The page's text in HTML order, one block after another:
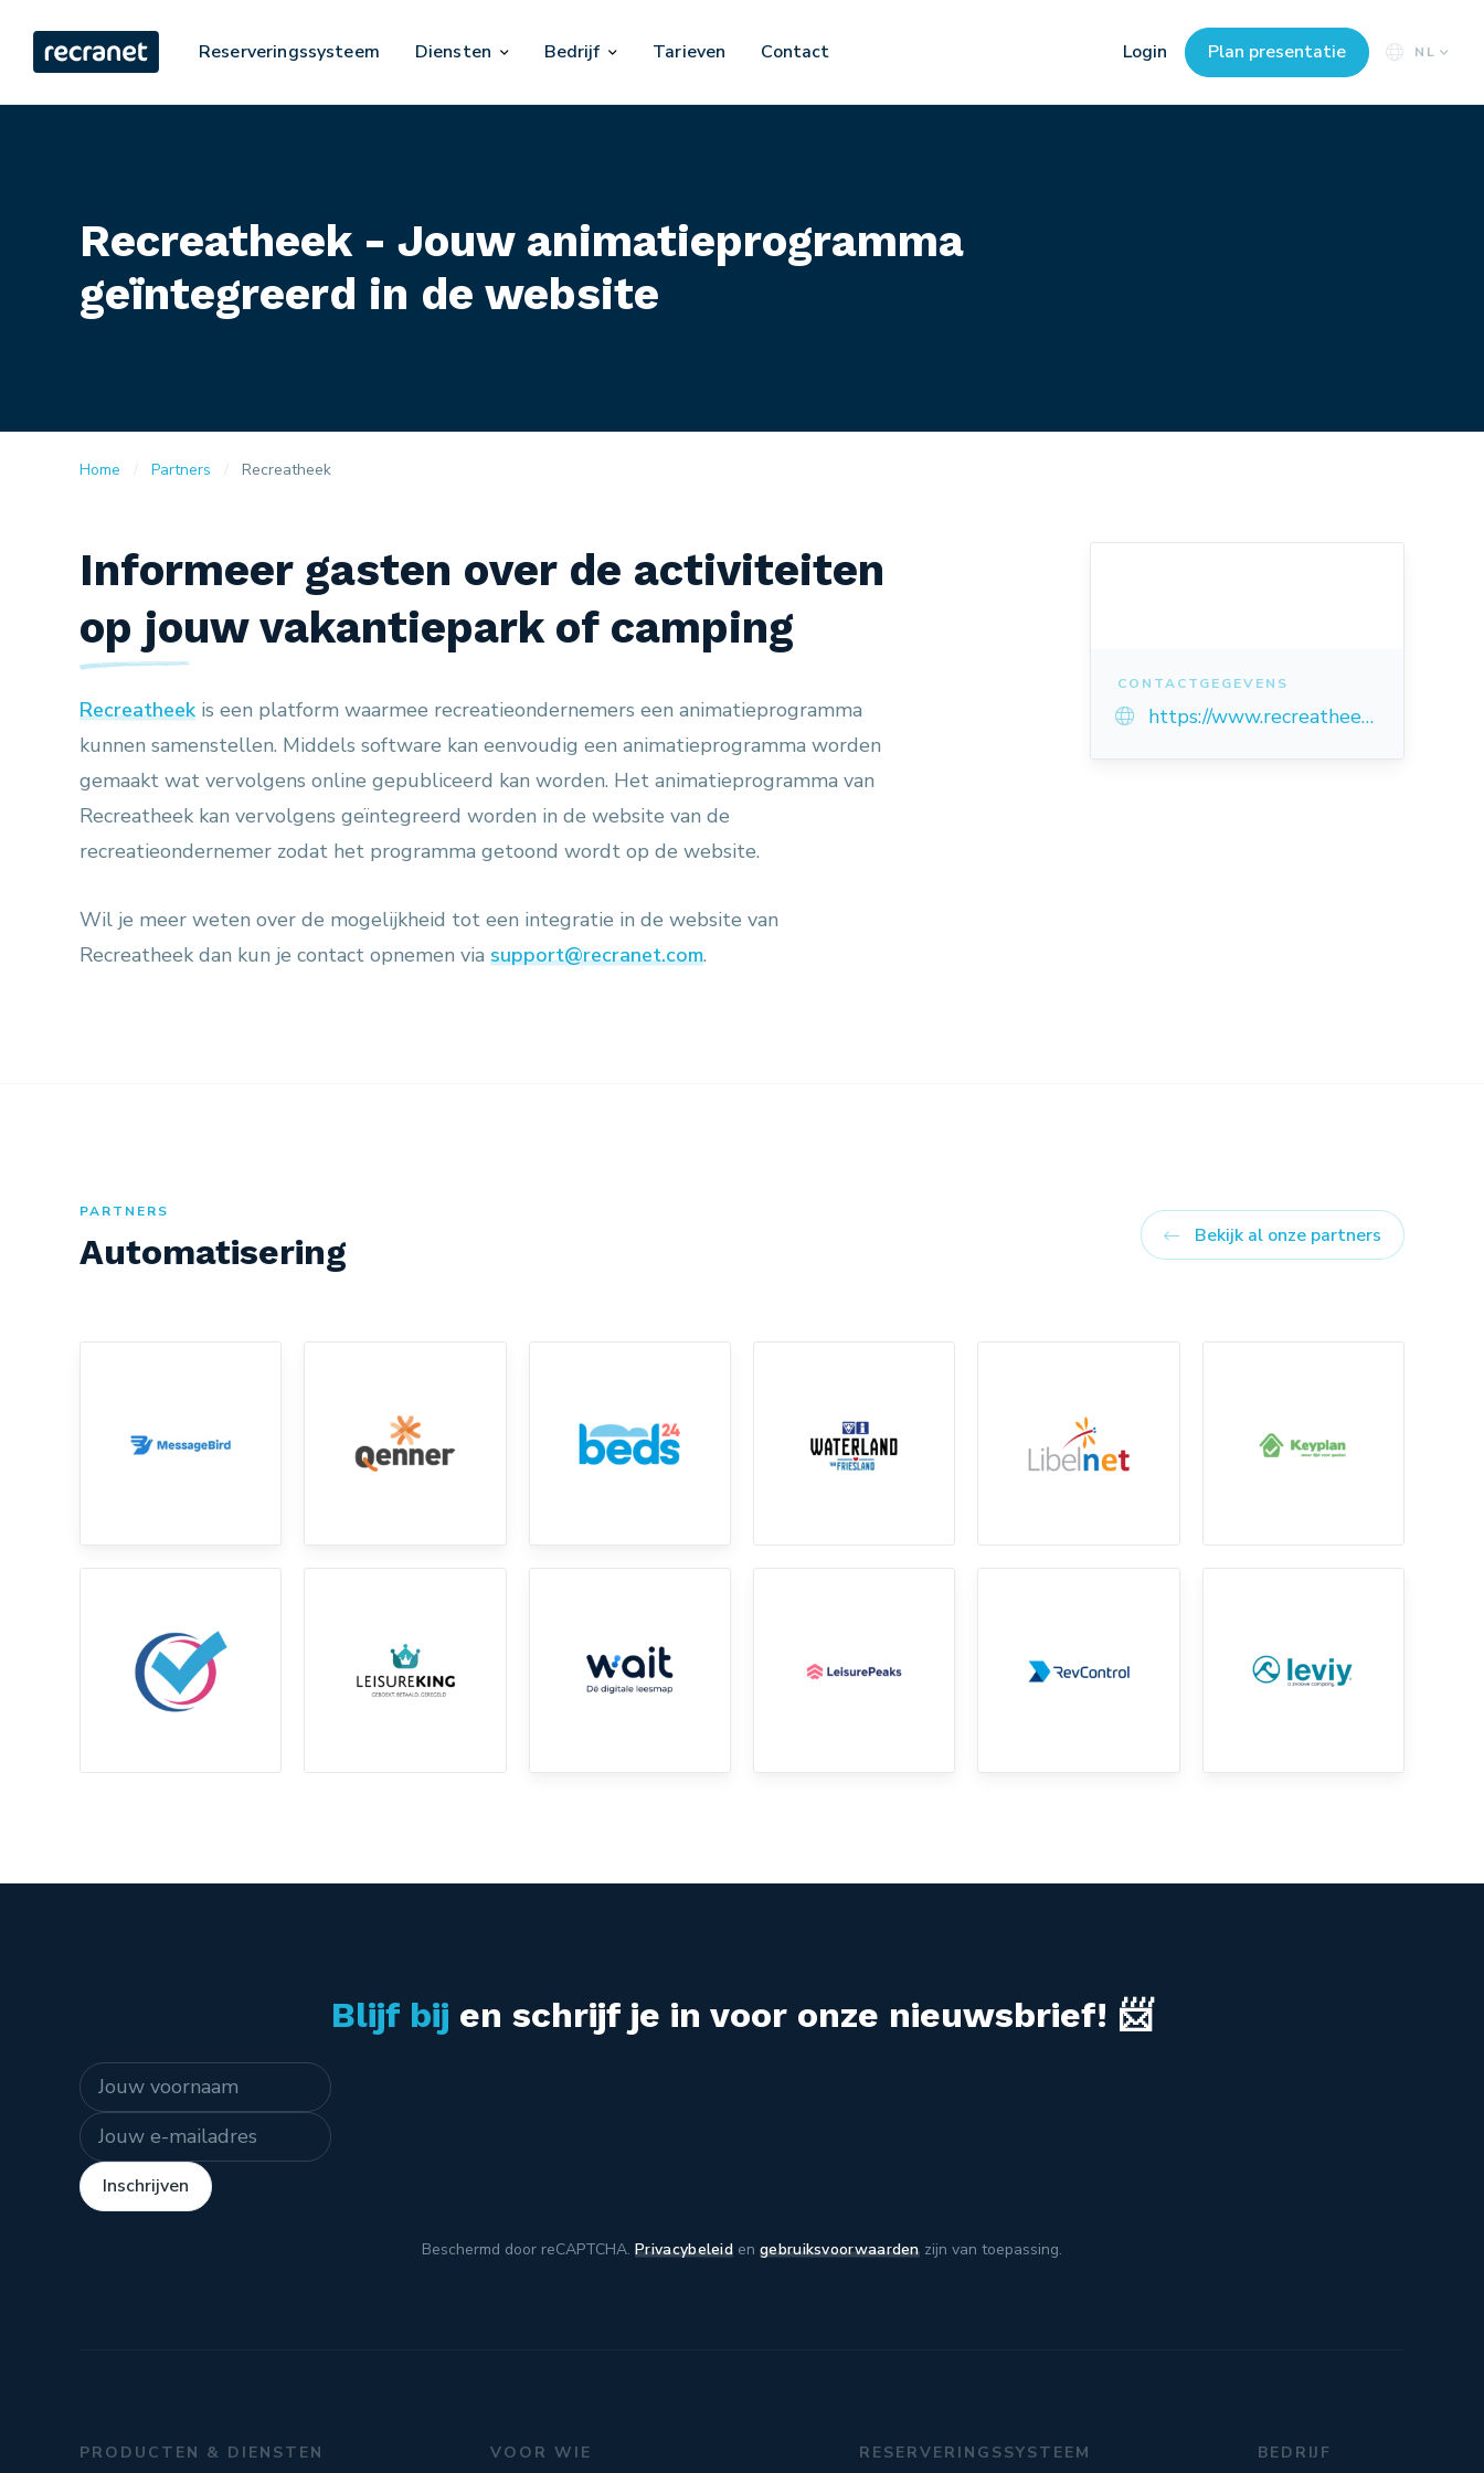
Reserveringssysteem Diensten Bedrijf Tarieven Contact Login Plan presentatie NL
Recreatheek - Jouw animatieprogramma
geïntegreerd in de website
Home Partners Recreatheek
Informeer gasten over de activiteiten
op jouw vakantiepark of camping
Recreatheek is een platform waarmee recreatieondernemers een animatieprogramma
kunnen samenstellen. Middels software kan eenvoudig een animatieprogramma worden
gemaakt wat vervolgens online gepubliceerd kan worden. Het animatieprogramma van
Recreatheek kan vervolgens geïntegreerd worden in de website van de
recreatieondernemer zodat het programma getoond wordt op de website.
Wil je meer weten over de mogelijkheid tot een integratie in de website van
Recreatheek dan kun je contact opnemen via support@recranet.com.
CONTACTGEGEVENS
https://www.recreatheek.nl/
PARTNERS
Automatisering Bekijk al onze partners
Blijf bij en schrijf je in voor onze nieuwsbrief! 📨
Naam
E-mailadres
Inschrijven
Beschermd door reCAPTCHA.Privacybeleid engebruiksvoorwaardenzijn van toepassing.
PRODUCTEN & DIENSTEN VOOR WIE RESERVERINGSSYSTEEM BEDRIJF